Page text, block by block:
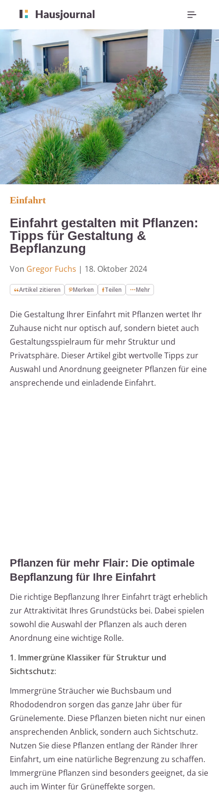
Einfahrt
Einfahrt gestalten mit Pflanzen:
Tipps für Gestaltung &
Bepflanzung
Von Gregor Fuchs | 18. Oktober 2024
Artikel zitieren Merken Teilen Mehr
Die Gestaltung Ihrer Einfahrt mit Pflanzen wertet Ihr
Zuhause nicht nur optisch auf, sondern bietet auch
Gestaltungsspielraum für mehr Struktur und
Privatsphäre. Dieser Artikel gibt wertvolle Tipps zur
Auswahl und Anordnung geeigneter Pflanzen für eine
ansprechende und einladende Einfahrt.
Pflanzen für mehr Flair: Die optimale
Bepflanzung für Ihre Einfahrt
Die richtige Bepflanzung Ihrer Einfahrt trägt erheblich
zur Attraktivität Ihres Grundstücks bei. Dabei spielen
sowohl die Auswahl der Pflanzen als auch deren
Anordnung eine wichtige Rolle.
1. Immergrüne Klassiker für Struktur und
Sichtschutz:
Immergrüne Sträucher wie Buchsbaum und
Rhododendron sorgen das ganze Jahr über für
Grünelemente. Diese Pflanzen bieten nicht nur einen
ansprechenden Anblick, sondern auch Sichtschutz.
Nutzen Sie diese Pflanzen entlang der Ränder Ihrer
Einfahrt, um eine natürliche Begrenzung zu schaffen.
Immergrüne Pflanzen sind besonders geeignet, da sie
auch im Winter für Grüneffekte sorgen.